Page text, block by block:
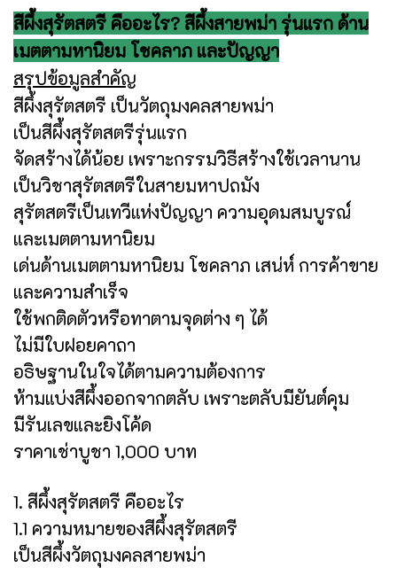
สีผึ้งสุรัตสตรี คืออะไร? สีผึ้งสายพม่า รุ่นแรก ด้าน
เมตตามหานิยม โชคลาภ และปัญญา
สรุปข้อมูลสำคัญ
สีผึ้งสุรัตสตรี เป็นวัตถุมงคลสายพม่า
เป็นสีผึ้งสุรัตสตรีรุ่นแรก
จัดสร้างได้น้อย เพราะกรรมวิธีสร้างใช้เวลานาน
เป็นวิชาสุรัตสตรีในสายมหาปถมัง
สุรัตสตรีเป็นเทวีแห่งปัญญา ความอุดมสมบูรณ์
และเมตตามหานิยม
เด่นด้านเมตตามหานิยม โชคลาภ เสน่ห์ การค้าขาย
และความสำเร็จ
ใช้พกติดตัวหรือทาตามจุดต่าง ๆ ได้
ไม่มีใบฝอยคาถา
อธิษฐานในใจได้ตามความต้องการ
ห้ามแบ่งสีผึ้งออกจากตลับ เพราะตลับมียันต์คุม
มีรันเลขและยิงโค้ด
ราคาเช่าบูชา 1,000 บาท
1. สีผึ้งสุรัตสตรี คืออะไร
1.1 ความหมายของสีผึ้งสุรัตสตรี
เป็นสีผึ้งวัตถุมงคลสายพม่า